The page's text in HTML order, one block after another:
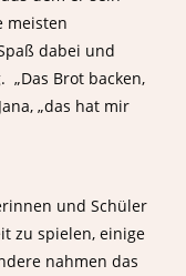
meisten
dabei und
„Das Brot backen,
„das hat mir
und Schüler
zu spielen, einige
nahmen das